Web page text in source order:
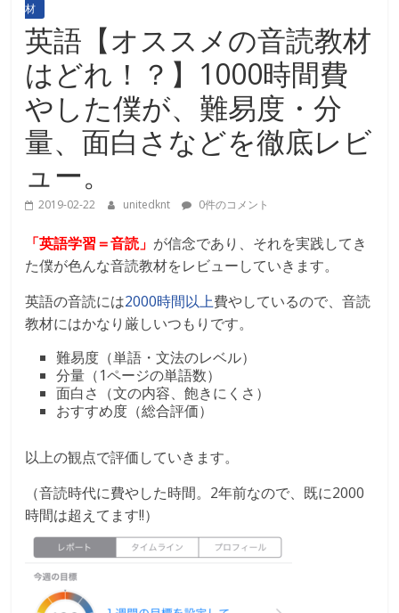
材
英語【オススメの音読教材
はどれ！？】1000時間費
やした僕が、難易度・分
量、面白さなどを徹底レビ
ュー。
2019-02-22 unitedknt 0件のコメント
「英語学習＝音読」 が信念であり、それを実践してき
た僕が色んな音読教材をレビューしていきます。
英語の音読には2000時間以上費やしているので、音読
教材にはかなり厳しいつもりです。
難易度（単語・文法のレベル）
分量（1ページの単語数）
面白さ（文の内容、飽きにくさ）
おすすめ度（総合評価）
以上の観点で評価していきます。
（音読時代に費やした時間。2年前なので、既に2000
時間は超えてます!!）